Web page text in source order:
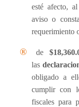
esté afecto,
aviso o
requerimiento
® de
las
obligado a
cumplir con
fiscales para